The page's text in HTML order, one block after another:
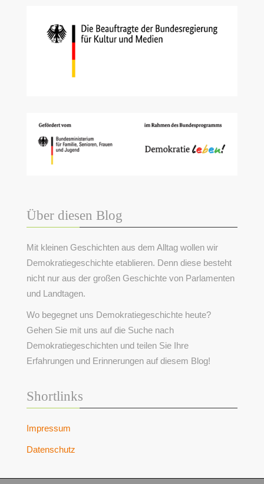
Über diesen Blog
Mit kleinen Geschichten aus dem Alltag wollen wir
Demokratiegeschichte etablieren. Denn diese besteht
nicht nur aus der großen Geschichte von Parlamenten
und Landtagen.
Wo begegnet uns Demokratiegeschichte heute?
Gehen Sie mit uns auf die Suche nach
Demokratiegeschichten und teilen Sie Ihre
Erfahrungen und Erinnerungen auf diesem Blog!
Shortlinks
Impressum
Datenschutz